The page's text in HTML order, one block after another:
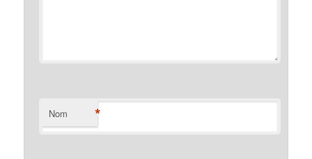
Nom *